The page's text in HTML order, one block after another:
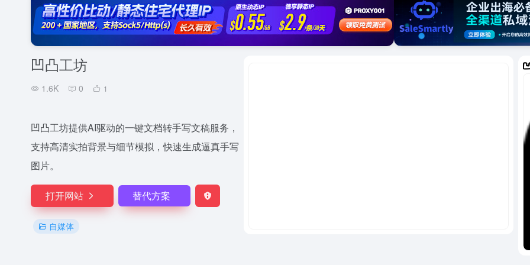
凹凸工坊
1.6K 0 1
凹凸工坊提供AI驱动的一键文档转手写文稿服务，
支持高清实拍背景与细节模拟，快速生成逼真手写
图片。
打开网站 替代方案
自媒体